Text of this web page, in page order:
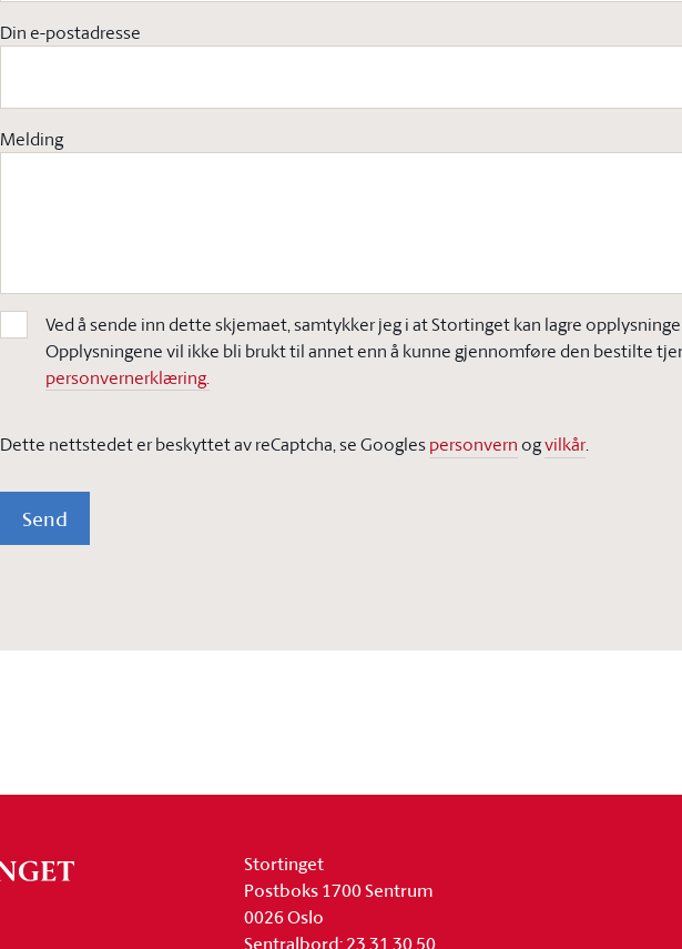
Din e-postadresse
Melding
Ved å sende inn dette skjemaet, samtykker jeg i at Stortinget kan lagre
Opplysningene vil ikke bli brukt til annet enn å kunne gjennomføre den bestilte
personvernerklæring.
Dette nettstedet er beskyttet av reCaptcha, se Googlespersonvern ogvilkår.
Send
Stortinget
Postboks 1700 Sentrum
0026 Oslo
Sentralbord: 23 31 30 50